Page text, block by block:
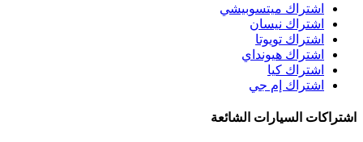
اشتراك ميتسوبيشي
اشتراك نيسان
اشتراك تويوتا
اشتراك هيونداي
اشتراك كيا
اشتراك إم جي
اشتراكات السيارات الشائعة